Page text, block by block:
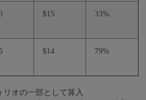
$15 33%
$14 79%
オの一部として算入